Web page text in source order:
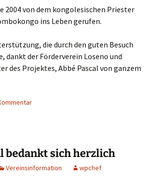
2004 von dem kongolesischen Priester
ins Leben gerufen.
die durch den guten Besuch
dankt der Förderverein Loseno und
des Projektes, Abbé Pascal von ganzem
bedankt sich herzlich
Vereinsinformation wpchef